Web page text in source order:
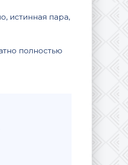
истинная пара,
полностью